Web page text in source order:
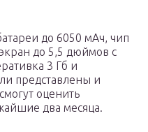
до 6050 мАч, чип
до 5,5 дюймов с
3 Гб и
представлены и
оценить
два месяца.